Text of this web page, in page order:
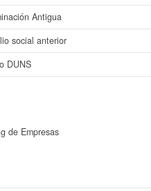
interesado en conocer más datos
ampliadode AAMC ABOGADOS Y
La
Antigua
social anterior
DUNS
de Empresas